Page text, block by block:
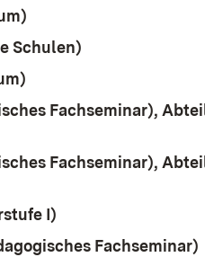
Schulen)
Fachseminar),
Fachseminar),
I)
Fachseminar)